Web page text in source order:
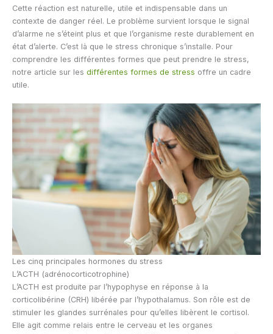
Cette réaction est naturelle, utile et indispensable dans un
contexte de danger réel. Le problème survient lorsque le signal
d’alarme ne s’éteint plus et que l’organisme reste durablement en
état d’alerte. C’est là que le stress chronique s’installe. Pour
comprendre les différentes formes que peut prendre le stress,
notre article sur les différentes formes de stress offre un cadre
utile.
Les cinq principales hormones du stress
L’ACTH (adrénocorticotrophine)
L’ACTH est produite par l’hypophyse en réponse à la
corticolibérine (CRH) libérée par l’hypothalamus. Son rôle est de
stimuler les glandes surrénales pour qu’elles libèrent le cortisol.
Elle agit comme relais entre le cerveau et les organes